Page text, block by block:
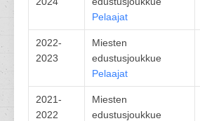
Pelaajat
2022-
2023
Miesten
edustusjoukkue
Pelaajat
2021-
2022
Miesten
edustusjoukkue